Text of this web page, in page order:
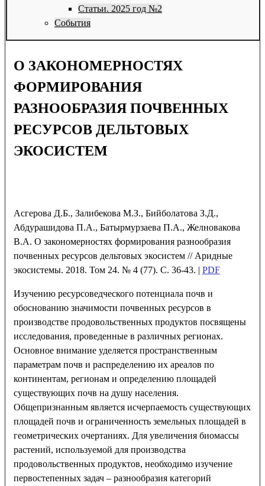
Статьи. 2025 год №2
События
О ЗАКОНОМЕРНОСТЯХ
ФОРМИРОВАНИЯ
РАЗНООБРАЗИЯ ПОЧВЕННЫХ
РЕСУРСОВ ДЕЛЬТОВЫХ
ЭКОСИСТЕМ
Асгерова Д.Б., Залибекова М.З., Бийболатова З.Д.,
Абдурашидова П.А., Батырмурзаева П.А., Желновакова
В.А. О закономерностях формирования разнообразия
почвенных ресурсов дельтовых экосистем // Аридные
экосистемы. 2018. Том 24. № 4 (77). С. 36-43. | PDF
Изучению ресурсоведческого потенциала почв и
обоснованию значимости почвенных ресурсов в
производстве продовольственных продуктов посвящены
исследования, проведенные в различных регионах.
Основное внимание уделяется пространственным
параметрам почв и распределению их ареалов по
континентам, регионам и определению площадей
существующих почв на душу населения.
Общепризнанным является исчерпаемость существующих
площадей почв и ограниченность земельных площадей в
геометрических очертаниях. Для увеличения биомассы
растений, используемой для производства
продовольственных продуктов, необходимо изучение
первостепенных задач – разнообразия категорий